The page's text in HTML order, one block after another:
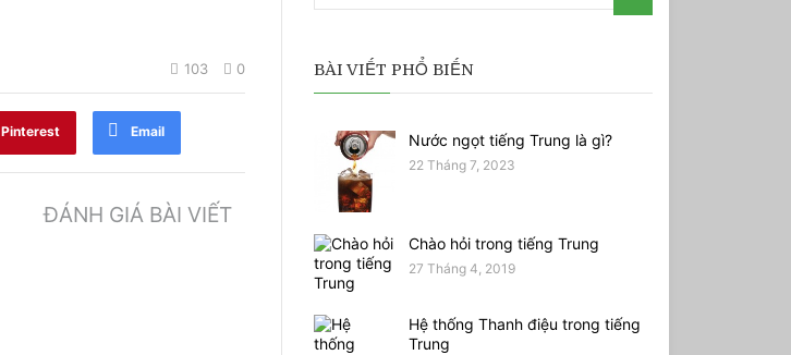
103 0
Pinterest Email
ĐÁNH GIÁ BÀI VIẾT
BÀI VIẾT PHỔ BIẾN
Nước ngọt tiếng Trung là gì?
22 Tháng 7, 2023
Chào hỏi trong tiếng Trung
27 Tháng 4, 2019
Hệ thống Thanh điệu trong tiếng
Trung